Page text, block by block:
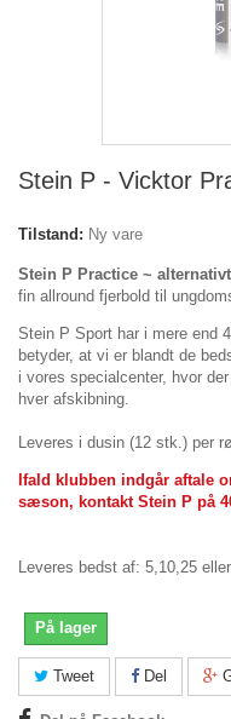
Stein P - Vicktor
Tilstand: Ny vare
Stein P Practice ~
fin allround fjerbold til
Stein P Sport har i mere end
betyder, at vi er blandt de
i vores specialcenter, hvor
hver afskibning.
Leveres i dusin (12 stk.) per
Ifald klubben indgår aftale
sæson, kontakt Stein P på
Leveres bedst af: 5,10,25
På lager
Tweet Del